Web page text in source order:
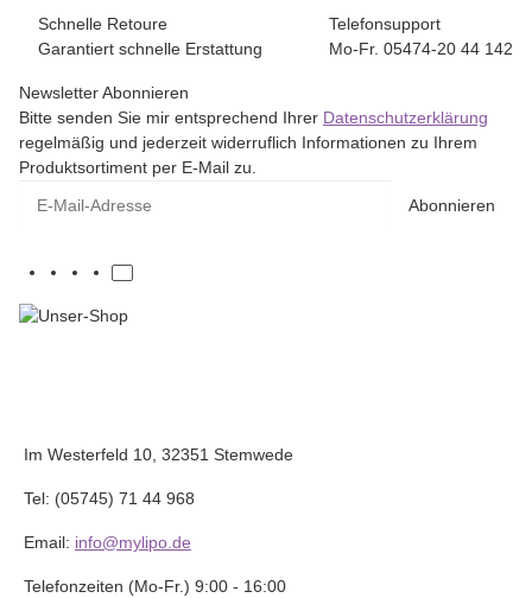
Schnelle Retoure
Garantiert schnelle Erstattung
Telefonsupport
Mo-Fr. 05474-20 44 142
Newsletter Abonnieren
Bitte senden Sie mir entsprechend Ihrer Datenschutzerklärung
regelmäßig und jederzeit widerruflich Informationen zu Ihrem
Produktsortiment per E-Mail zu.
Abonnieren
Im Westerfeld 10, 32351 Stemwede
Tel: (05745) 71 44 968
Email: info@mylipo.de
Telefonzeiten (Mo-Fr.) 9:00 - 16:00